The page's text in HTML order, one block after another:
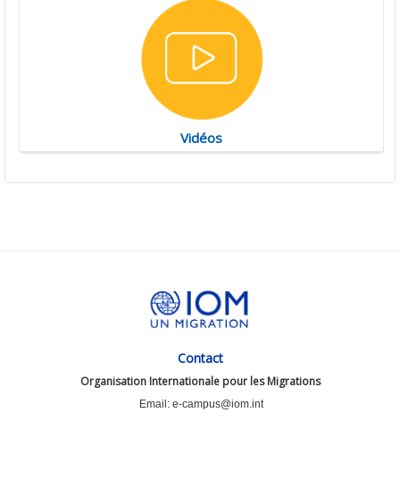
Vidéos
Contact
Organisation Internationale pour les Migrations
Email: e-campus@iom.int